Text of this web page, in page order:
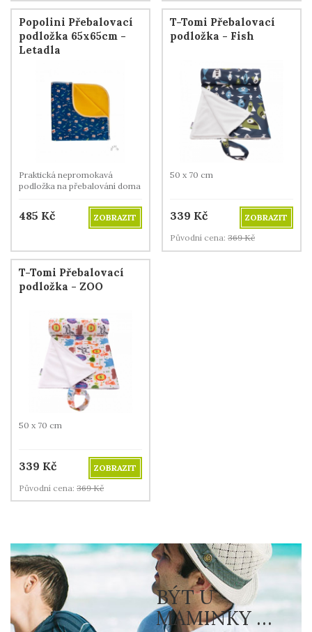
Popolini Přebalovací
podložka 65x65cm -
Letadla
Praktická nepromokavá
podložka na přebalování doma
485 Kč ZOBRAZIT
T-Tomi Přebalovací
podložka - Fish
50 x 70 cm
339 Kč
ZOBRAZIT
Původní cena: 369 Kč
T-Tomi Přebalovací
podložka - ZOO
50 x 70 cm
339 Kč
ZOBRAZIT
Původní cena: 369 Kč
BÝT U
MAMINKY …